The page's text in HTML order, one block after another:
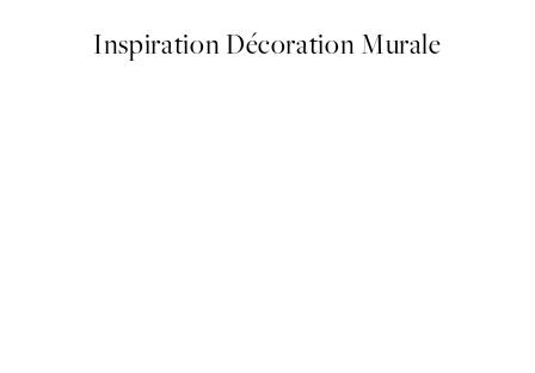
Inspiration Décoration Murale